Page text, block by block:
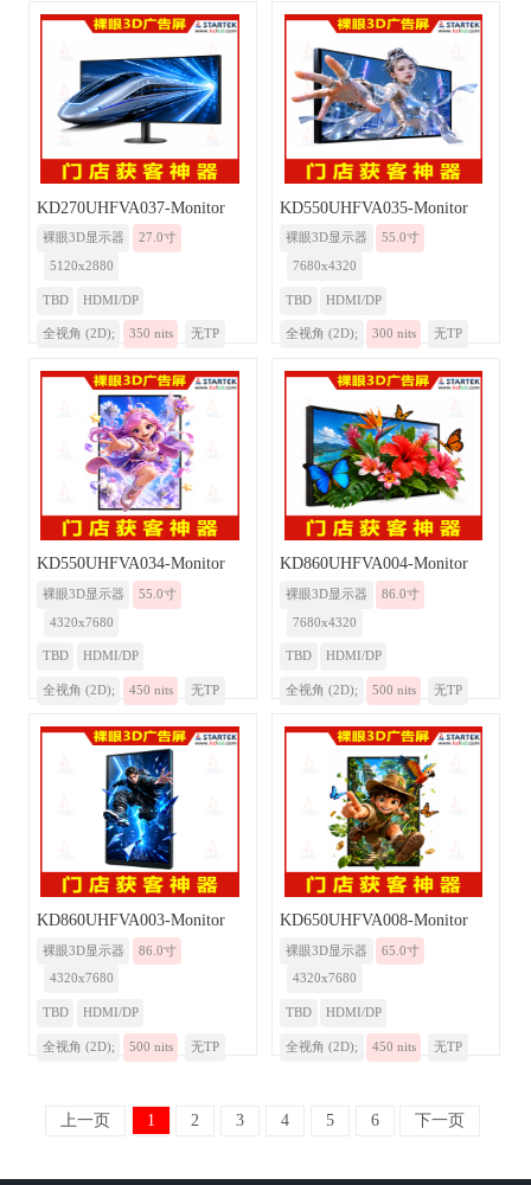
KD270UHFVA037-Monitor
裸眼3D显示器
27.0寸
5120x2880
TBD HDMI/DP
全视角 (2D); 350 nits 无TP
KD550UHFVA035-Monitor
裸眼3D显示器
55.0寸
7680x4320
TBD HDMI/DP
全视角 (2D); 300 nits 无TP
KD550UHFVA034-Monitor
裸眼3D显示器
55.0寸
4320x7680
TBD HDMI/DP
全视角 (2D); 450 nits 无TP
KD860UHFVA004-Monitor
裸眼3D显示器
86.0寸
7680x4320
TBD HDMI/DP
全视角 (2D); 500 nits 无TP
KD860UHFVA003-Monitor
裸眼3D显示器
86.0寸
4320x7680
TBD HDMI/DP
全视角 (2D); 500 nits 无TP
KD650UHFVA008-Monitor
裸眼3D显示器
65.0寸
4320x7680
TBD HDMI/DP
全视角 (2D); 450 nits 无TP
上一页 1 2 3 4 5 6 下一页